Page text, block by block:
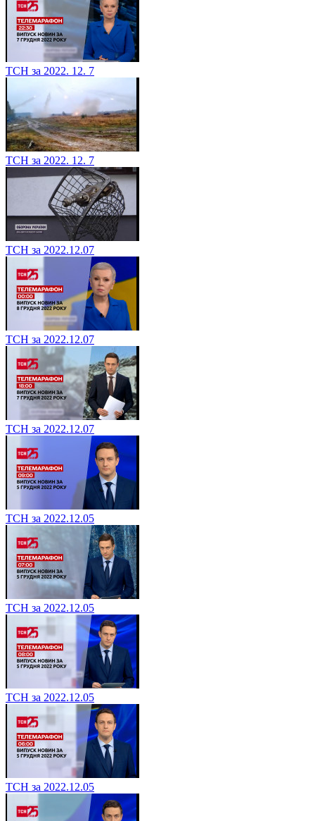
ТСН за 2022. 12. 7
ТСН за 2022. 12. 7
ТСН за 2022.12.07
ТСН за 2022.12.07
ТСН за 2022.12.07
ТСН за 2022.12.05
ТСН за 2022.12.05
ТСН за 2022.12.05
ТСН за 2022.12.05